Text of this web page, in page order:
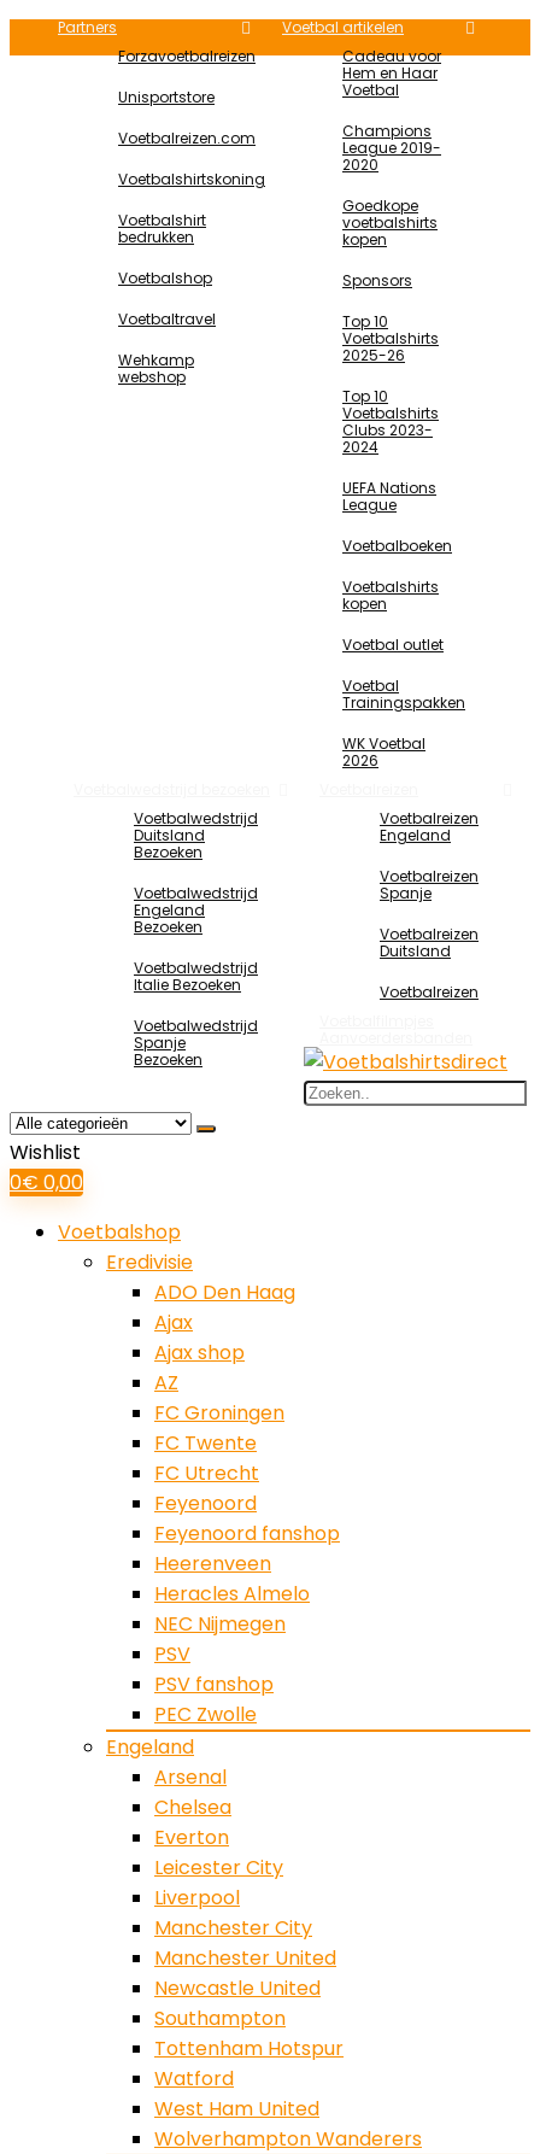
Partners
Forzavoetbalreizen
Unisportstore
Voetbalreizen.com
Voetbalshirtskoning
Voetbalshirt
bedrukken
Voetbalshop
Voetbaltravel
Wehkamp
webshop
Voetbal artikelen
Cadeau voor
Hem en Haar
Voetbal
Champions
League 2019-
2020
Goedkope
voetbalshirts
kopen
Sponsors
Top 10
Voetbalshirts
2025-26
Top 10
Voetbalshirts
Clubs 2023-
2024
UEFA Nations
League
Voetbalboeken
Voetbalshirts
kopen
Voetbal outlet
Voetbal
Trainingspakken
WK Voetbal
2026
Voetbalwedstrijd
Duitsland
Bezoeken
Voetbalwedstrijd
Engeland
Bezoeken
Voetbalwedstrijd
Italie Bezoeken
Voetbalwedstrijd
Spanje
Bezoeken
Voetbalreizen
Engeland
Voetbalreizen
Spanje
Voetbalreizen
Duitsland
Voetbalreizen
Search
Wishlist
0€ 0,00
Voetbalshop
Eredivisie
ADO Den Haag
Ajax
Ajax shop
AZ
FC Groningen
FC Twente
FC Utrecht
Feyenoord
Feyenoord fanshop
Heerenveen
Heracles Almelo
NEC Nijmegen
PSV
PSV fanshop
PEC Zwolle
Engeland
Arsenal
Chelsea
Everton
Leicester City
Liverpool
Manchester City
Manchester United
Newcastle United
Southampton
Tottenham Hotspur
Watford
West Ham United
Wolverhampton Wanderers